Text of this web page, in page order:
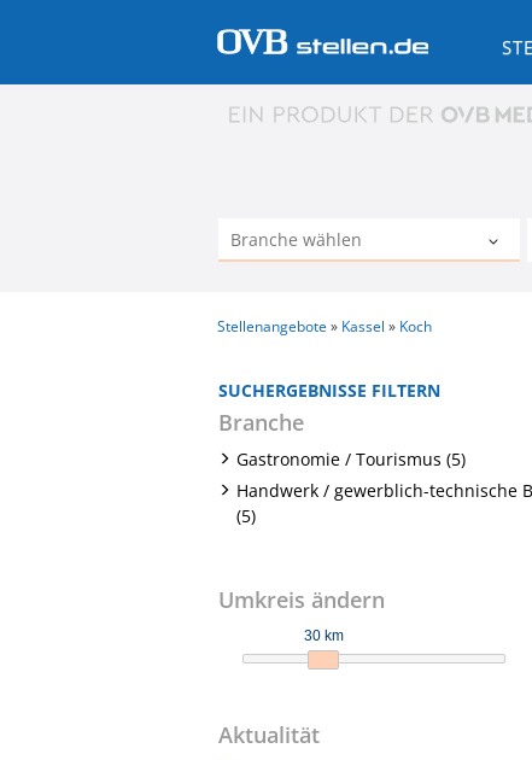
Stellenangebote Kassel Koch
SUCHERGEBNISSE FILTERN
Branche
Gastronomie / Tourismus (5)
Handwerk / gewerblich-technische
(5)
Umkreis ändern
30 km
Aktualität